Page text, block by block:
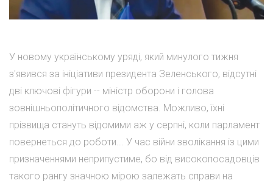
У новому українському уряді, який минулого тижня
з'явився за ініціативи президента Зеленського, відсутні
дві ключові фігури -- міністр оборони і голова
зовнішньополітичного відомства. Можливо, їхні
прізвища стануть відомими аж у серпні, коли парламент
повернеться до роботи... У час війни зволікання із цими
призначеннями неприпустиме, бо від високопосадовців
такого рангу значною мірою залежать справи на